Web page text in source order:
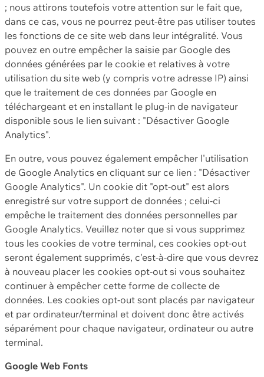
; nous attirons toutefois votre attention sur le fait que,
dans ce cas, vous ne pourrez peut-être pas utiliser toutes
les fonctions de ce site web dans leur intégralité. Vous
pouvez en outre empêcher la saisie par Google des
données générées par le cookie et relatives à votre
utilisation du site web (y compris votre adresse IP) ainsi
que le traitement de ces données par Google en
téléchargeant et en installant le plug-in de navigateur
disponible sous le lien suivant : "Désactiver Google
Analytics".
En outre, vous pouvez également empêcher l'utilisation
de Google Analytics en cliquant sur ce lien : "Désactiver
Google Analytics". Un cookie dit "opt-out" est alors
enregistré sur votre support de données ; celui-ci
empêche le traitement des données personnelles par
Google Analytics. Veuillez noter que si vous supprimez
tous les cookies de votre terminal, ces cookies opt-out
seront également supprimés, c'est-à-dire que vous devrez
à nouveau placer les cookies opt-out si vous souhaitez
continuer à empêcher cette forme de collecte de
données. Les cookies opt-out sont placés par navigateur
et par ordinateur/terminal et doivent donc être activés
séparément pour chaque navigateur, ordinateur ou autre
terminal.
Google Web Fonts